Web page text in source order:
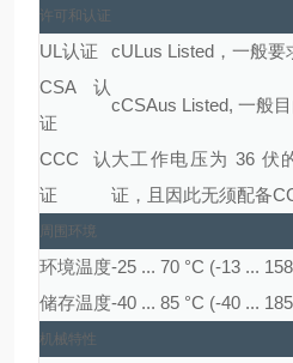
许可和认证
UL认证
cULus Listed，一般要
CSA 认
证
cCSAus Listed, 一般
CCC 认
证
大工作电压为 36 伏
证，且因此无须配备
周围环境
环境温度-25 ... 70 °C (-13 ...
储存温度-40 ... 85 °C (-40 ...
机械特性